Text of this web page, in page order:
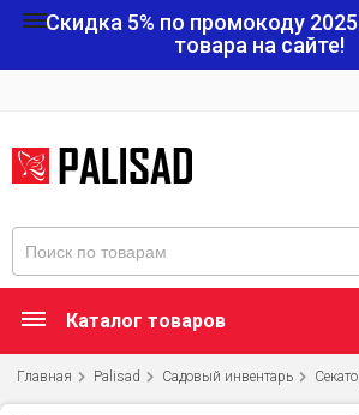
Скидка 5% по промокоду 2025
товара на сайте!
Каталог товаров
Главная Palisad Садовый инвентарь